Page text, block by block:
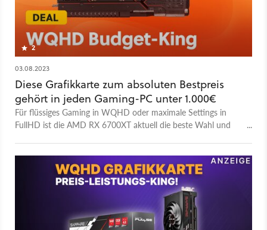
2
03.08.2023
Diese Grafikkarte zum absoluten Bestpreis
gehört in jeden Gaming-PC unter 1.000€
Für flüssiges Gaming in WQHD oder maximale Settings in
FullHD ist die AMD RX 6700XT aktuell die beste Wahl und